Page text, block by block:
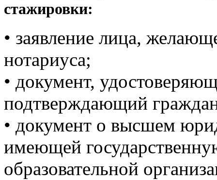
стажировки:
• заявление лица,
нотариуса;
• документ,
подтверждающий
• документ о высшем
имеющей
образовательной